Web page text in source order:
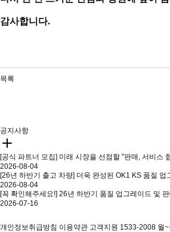
감사합니다.
목록
공지사항
[공식 파트너 모집] 미래 시장을 선점할 "판매, 서비스
2026-08-04
[26년 하반기 출고 차량] 더욱 완성된 OK1 KS 품질 업
2026-08-04
[꼭 확인해주세요!] 26년 하반기 품질 업그레이드 및
2026-07-16
개인정보취급방침 이용약관 고객지원 1533-2008 월